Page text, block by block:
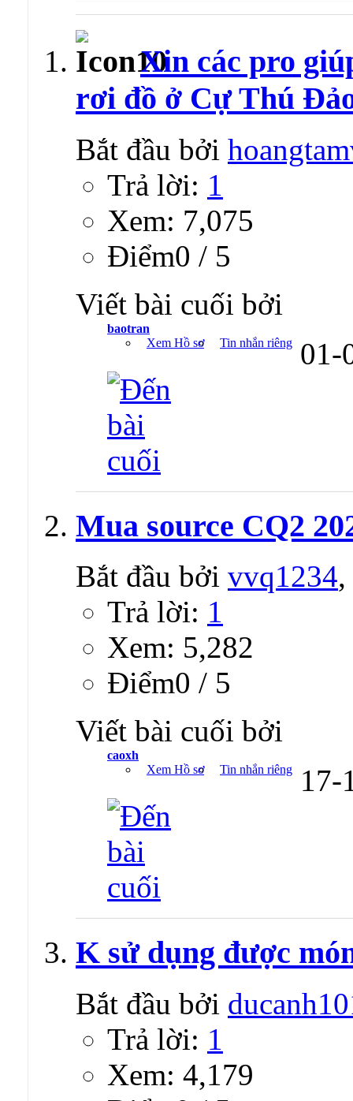
Xin các pro
rơi đồ ở Cự Thú
Bắt đầu bởi
Trả lời: 1
Xem: 7,075
Ðiểm0 / 5
Viết bài cuối bởi
baotran
Xem Hồ sơ
Tin nhắn riêng 01-
Mua source CQ2
Bắt đầu bởi vvq1234
Trả lời: 1
Xem: 5,282
Ðiểm0 / 5
Viết bài cuối bởi
caoxh
Xem Hồ sơ
Tin nhắn riêng
K sử dụng được
Bắt đầu bởi
Trả lời: 1
Xem: 4,179